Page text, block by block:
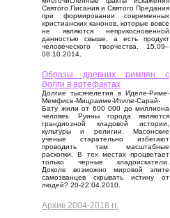
Святого Писания и Святого Предания
при формировании современных
христианских канонов, которые вовсе
не являются неприкосновенной
данностью свыше, а есть продукт
человеческого творчества. 15.09–
08.10.2014.
Образы древних римлян с
Волги в артефактах
Долгие тысячелетия в Иделе-Риме-
Мемфисе-Мицраиме-Итиле-Сарай-
Бату жили от 600 000 до миллиона
человек. Руины города являются
грандиозной кладовой истории,
культуры и религии. Масонские
ученые старательно избегают
проводить там масштабные
раскопки. В тех местах процветает
только черные кладоискатели.
Доколе возможно мировой элите
самозванцев скрывать истину от
людей? 20-22.04.2010.
Архив 2004-2018 гг.